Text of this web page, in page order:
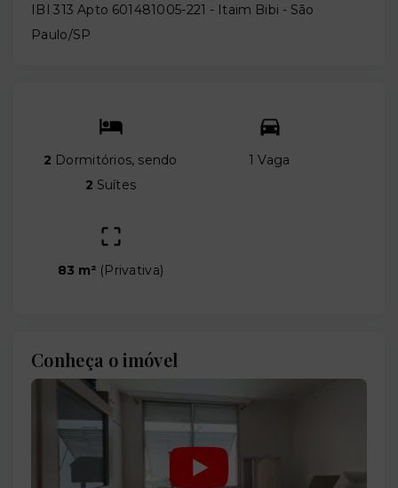
IBI 313 Apto 601481005-221 - Itaim Bibi - São
Paulo/SP
2 Dormitórios, sendo
2 Suítes
1 Vaga
83 m² (Privativa)
Conheça o imóvel